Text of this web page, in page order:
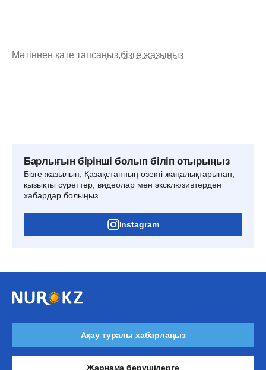
Мәтіннен қате тапсаңыз,бізге жазыңыз
Барлығын бірінші болып біліп отырыңыз
Бізге жазылып, Қазақстанның өзекті жаңалықтарынан,
қызықты суреттер, видеолар мен эксклюзивтерден
хабардар болыңыз.
Instagram
Ақау туралы хабарлаңыз
Жарнама берушілерге